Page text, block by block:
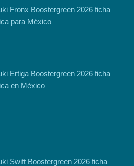
Fronx Boostergreen 2026 ficha
para México
Ertiga Boostergreen 2026 ficha
en México
Swift Boostergreen 2026 ficha